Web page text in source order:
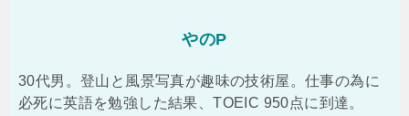
やのP
30代男。登山と風景写真が趣味の技術屋。仕事の為に
必死に英語を勉強した結果、TOEIC 950点に到達。